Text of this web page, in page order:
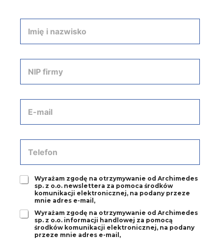
i
i
w
k
P
i
*
r
s
a
i
l
f
*
Z
a
Wyrażam zgodę na otrzymywanie od Archimedes
sp. z o.o. newslettera za pomoca środków
komunikacji elektronicznej, na podany przeze
mnie adres e-mail,
Z
Wyrażam zgodę na otrzymywanie od Archimedes
sp. z o.o. informacji handlowej za pomocą
środków komunikacji elektronicznej, na podany
przeze mnie adres e-mail,